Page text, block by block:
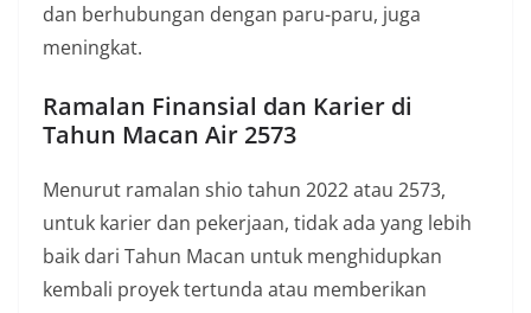
dan berhubungan dengan paru-paru, juga
meningkat.
Ramalan Finansial dan Karier di
Tahun Macan Air 2573
Menurut ramalan shio tahun 2022 atau 2573,
untuk karier dan pekerjaan, tidak ada yang lebih
baik dari Tahun Macan untuk menghidupkan
kembali proyek tertunda atau memberikan